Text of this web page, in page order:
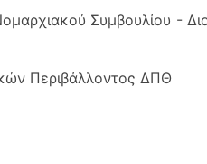
Συμβουλίου -
Περιβάλλοντος ΔΠΘ